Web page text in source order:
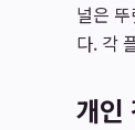
널은
다. 각
개인